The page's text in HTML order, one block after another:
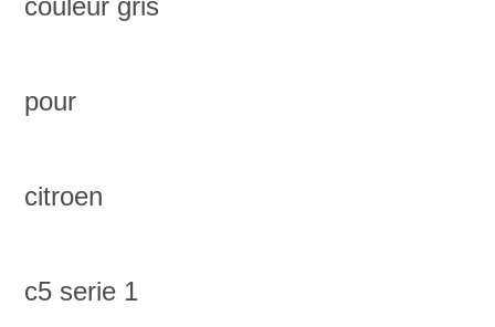
couleur gris
pour
citroen
c5 serie 1